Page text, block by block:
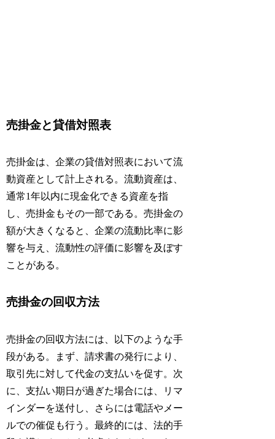
売掛金と貸借対照表
売掛金は、企業の貸借対照表において流
動資産として計上される。流動資産は、
通常1年以内に現金化できる資産を指
し、売掛金もその一部である。売掛金の
額が大きくなると、企業の流動比率に影
響を与え、流動性の評価に影響を及ぼす
ことがある。
売掛金の回収方法
売掛金の回収方法には、以下のような手
段がある。まず、請求書の発行により、
取引先に対して代金の支払いを促す。次
に、支払い期日が過ぎた場合には、リマ
インダーを送付し、さらには電話やメー
ルでの催促も行う。最終的には、法的手